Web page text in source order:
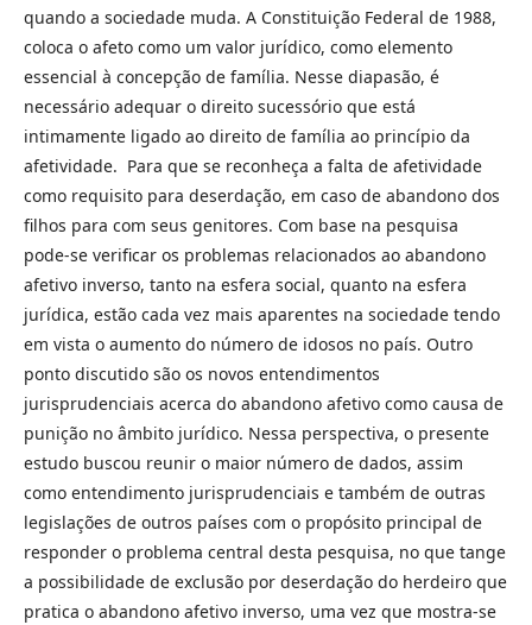
quando a sociedade muda. A Constituição Federal de 1988,
coloca o afeto como um valor jurídico, como elemento
essencial à concepção de família. Nesse diapasão, é
necessário adequar o direito sucessório que está
intimamente ligado ao direito de família ao princípio da
afetividade. Para que se reconheça a falta de afetividade
como requisito para deserdação, em caso de abandono dos
filhos para com seus genitores. Com base na pesquisa
pode-se verificar os problemas relacionados ao abandono
afetivo inverso, tanto na esfera social, quanto na esfera
jurídica, estão cada vez mais aparentes na sociedade tendo
em vista o aumento do número de idosos no país. Outro
ponto discutido são os novos entendimentos
jurisprudenciais acerca do abandono afetivo como causa de
punição no âmbito jurídico. Nessa perspectiva, o presente
estudo buscou reunir o maior número de dados, assim
como entendimento jurisprudenciais e também de outras
legislações de outros países com o propósito principal de
responder o problema central desta pesquisa, no que tange
a possibilidade de exclusão por deserdação do herdeiro que
pratica o abandono afetivo inverso, uma vez que mostra-se